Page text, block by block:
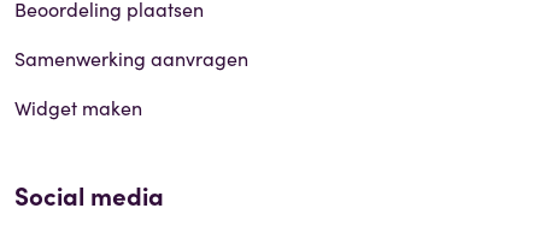
Beoordeling plaatsen
Samenwerking aanvragen
Widget maken
Social media